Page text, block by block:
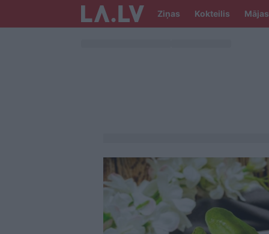
Ziņas Kokteilis Mājas